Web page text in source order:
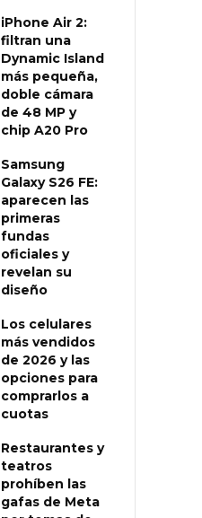
iPhone Air 2:
filtran una
Dynamic Island
más pequeña,
doble cámara
de 48 MP y
chip A20 Pro
Samsung
Galaxy S26 FE:
aparecen las
primeras
fundas
oficiales y
revelan su
diseño
Los celulares
más vendidos
de 2026 y las
opciones para
comprarlos a
cuotas
Restaurantes y
teatros
prohíben las
gafas de Meta